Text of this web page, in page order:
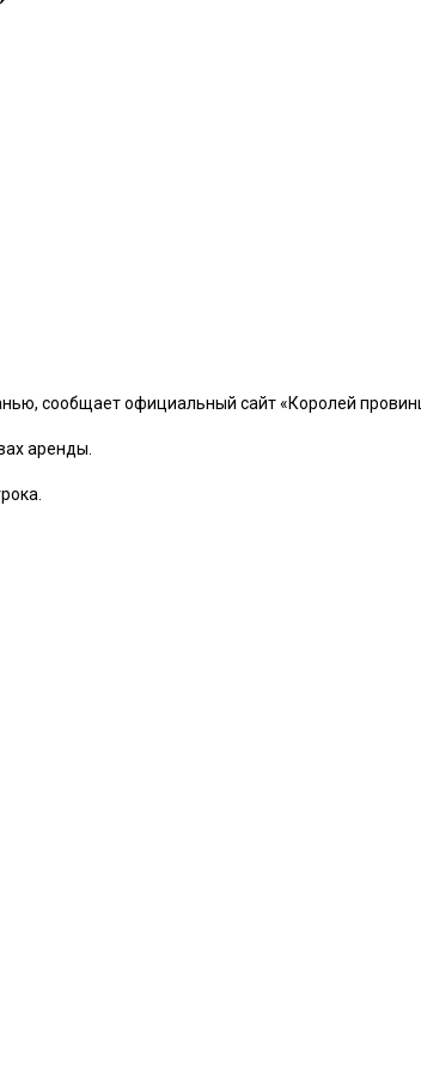
сообщает официальный сайт «Королей
аренды.